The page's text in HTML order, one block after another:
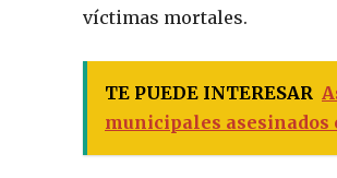
víctimas mortales.
TE PUEDE INTERESAR
municipales asesinados